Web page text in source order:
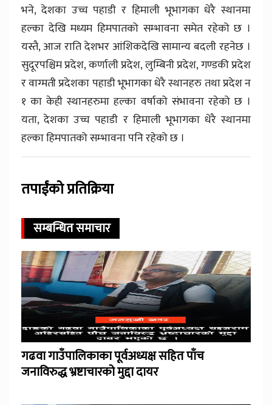
भने, देशका उच्च पहाडी र हिमाली भूभागका धेरै स्थानमा
हल्का देखि मध्यम हिमपातको सम्भावना समेत रहेको छ ।
यस्तै, आज राति देशभर आंशिकदेखि सामान्य बदली रहनेछ ।
सुदूरपश्चिम प्रदेश, कर्णाली प्रदेश, लुम्बिनी प्रदेश, गण्डकी प्रदेश
र वाग्मती प्रदेशका पहाडी भूभागका धेरै स्थानहरु तथा प्रदेश न
१ का केही स्थानहरुमा हल्का वर्षाको संभावना रहेको छ ।
यता, देशका उच्च पहाडी र हिमाली भूभागका धेरै स्थानमा
हल्का हिमपातको सम्भावना पनि रहेको छ ।
तपाईंको प्रतिक्रिया
सम्बन्धित समाचार
गढवा गाउँपालिकाका पूर्वअध्यक्ष सहित पाँच
जनाविरुद्ध भ्रष्टाचारको मुद्दा दायर